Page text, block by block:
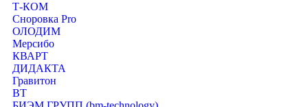
Т-КОМ
Сноровка Pro
ОЛОДИМ
Мерсибо
КВАРТ
ДИДАКТА
Гравитон
ВТ